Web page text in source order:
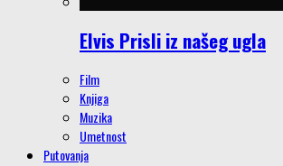
Elvis Prisli iz našeg ugla
Film
Knjiga
Muzika
Umetnost
Putovanja